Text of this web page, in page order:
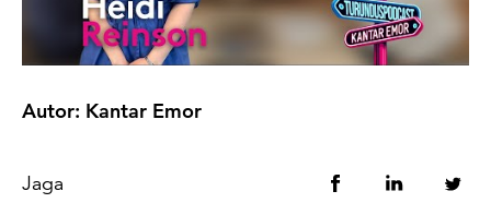
Autor: Kantar Emor
Jaga